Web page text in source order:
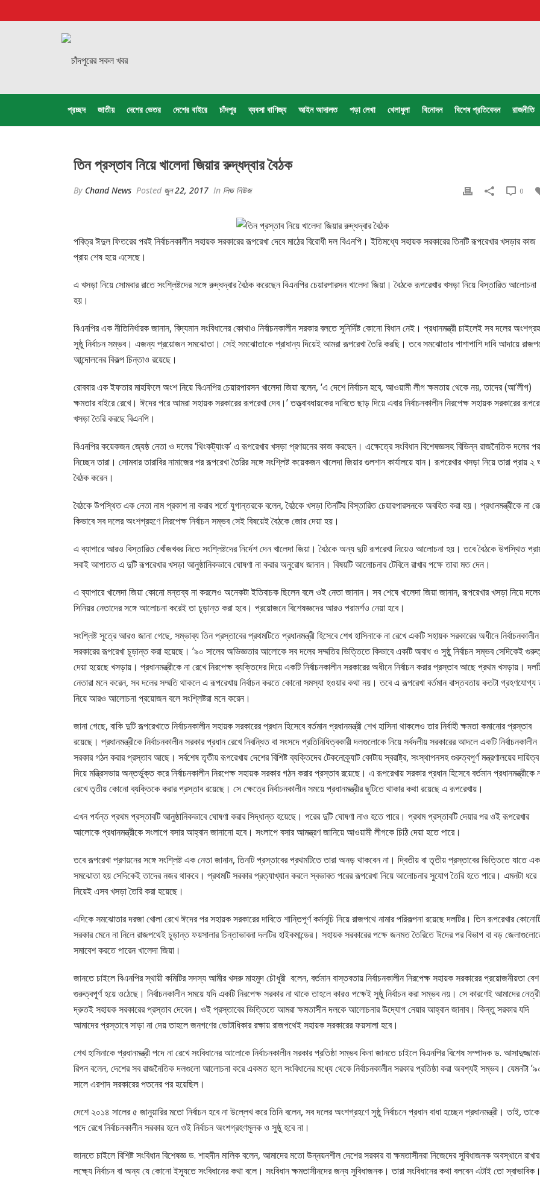
প্রচ্ছদ জাতীয় দেশের ভেতর দেশের বাইরে চাঁদপুর ব্যবসা বাণিজ্য আইন আদালত পড়া লেখা খেলাধুলা বিনোদন বিশেষ প্রতিবেদন রাজনীতি
তিন প্রস্তাব নিয়ে খালেদা জিয়ার রুদ্ধদ্বার বৈঠক
By Chand News Posted জুন 22, 2017 In লিড নিউজ 0
পবিত্র ঈদুল ফিতরের পরই নির্বাচনকালীন সহায়ক সরকারের রূপরেখা দেবে মাঠের বিরোধী দল বিএনপি। ইতিমধ্যে সহায়ক সরকারের তিনটি রূপরেখার খসড়ার কাজ
প্রায় শেষ হয়ে এসেছে।
এ খসড়া নিয়ে সোমবার রাতে সংশ্লিষ্টদের সঙ্গে রুদ্ধদ্বার বৈঠক করেছেন বিএনপির চেয়ারপারসন খালেদা জিয়া। বৈঠকে রূপরেখার খসড়া নিয়ে বিস্তারিত আলোচনা
হয়।
বিএনপির এক নীতিনির্ধারক জানান, বিদ্যমান সংবিধানের কোথাও নির্বাচনকালীন সরকার বলতে সুনির্দিষ্ট কোনো বিধান নেই। প্রধানমন্ত্রী চাইলেই সব দলের
সুষ্ঠু নির্বাচন সম্ভব। এজন্য প্রয়োজন সমঝোতা। সেই সমঝোতাকে প্রাধান্য দিয়েই আমরা রূপরেখা তৈরি করছি। তবে সমঝোতার পাশাপাশি দাবি আদায়ে
আন্দোলনের বিকল্প চিন্তাও রয়েছে।
রোববার এক ইফতার মাহফিলে অংশ নিয়ে বিএনপির চেয়ারপারসন খালেদা জিয়া বলেন, ‘এ দেশে নির্বাচন হবে, আওয়ামী লীগ ক্ষমতায় থেকে নয়, তাদের (আ’লীগ)
ক্ষমতার বাইরে রেখে। ঈদের পরে আমরা সহায়ক সরকারের রূপরেখা দেব।’ তত্ত্বাবধায়কের দাবিতে ছাড় দিয়ে এবার নির্বাচনকালীন নিরপেক্ষ সহায়ক সরকারের
খসড়া তৈরি করছে বিএনপি।
বিএনপির কয়েকজন জ্যেষ্ঠ নেতা ও দলের ‘থিংকট্যাংক’ এ রূপরেখার খসড়া প্রণয়নের কাজ করছেন। এক্ষেত্রে সংবিধান বিশেষজ্ঞসহ বিভিন্ন রাজনৈতিক দলের
নিচ্ছেন তারা। সোমবার তারাবির নামাজের পর রূপরেখা তৈরির সঙ্গে সংশ্লিষ্ট কয়েকজন খালেদা জিয়ার গুলশান কার্যালয়ে যান। রূপরেখার খসড়া নিয়ে তারা প্রায় ২
বৈঠক করেন।
বৈঠকে উপস্থিত এক নেতা নাম প্রকাশ না করার শর্তে যুগান্তরকে বলেন, বৈঠকে খসড়া তিনটির বিস্তারিত চেয়ারপারসনকে অবহিত করা হয়। প্রধানমন্ত্রীকে না
কিভাবে সব দলের অংশগ্রহণে নিরপেক্ষ নির্বাচন সম্ভব সেই বিষয়েই বৈঠকে জোর দেয়া হয়।
এ ব্যাপারে আরও বিস্তারিত খোঁজখবর নিতে সংশ্লিষ্টদের নির্দেশ দেন খালেদা জিয়া। বৈঠকে অন্য দুটি রূপরেখা নিয়েও আলোচনা হয়। তবে বৈঠকে উপস্থিত
সবাই আপাতত এ দুটি রূপরেখার খসড়া আনুষ্ঠানিকভাবে ঘোষণা না করার অনুরোধ জানান। বিষয়টি আলোচনার টেবিলে রাখার পক্ষে তারা মত দেন।
এ ব্যাপারে খালেদা জিয়া কোনো মন্তব্য না করলেও অনেকটা ইতিবাচক ছিলেন বলে ওই নেতা জানান। সব শেষে খালেদা জিয়া জানান, রূপরেখার খসড়া নিয়ে
সিনিয়র নেতাদের সঙ্গে আলোচনা করেই তা চূড়ান্ত করা হবে। প্রয়োজনে বিশেষজ্ঞদের আরও পরামর্শও নেয়া হবে।
সংশ্লিষ্ট সূত্রে আরও জানা গেছে, সম্ভাব্য তিন প্রস্তাবের প্রথমটিতে প্রধানমন্ত্রী হিসেবে শেখ হাসিনাকে না রেখে একটি সহায়ক সরকারের অধীনে নির্বাচনকালীন
সরকারের রূপরেখা চূড়ান্ত করা হয়েছে। ’৯০ সালের অভিজ্ঞতার আলোকে সব দলের সম্মতির ভিত্তিতে কিভাবে একটি অবাধ ও সুষ্ঠু নির্বাচন সম্ভব সেদিকেই
দেয়া হয়েছে খসড়ায়। প্রধানমন্ত্রীকে না রেখে নিরপেক্ষ ব্যক্তিদের দিয়ে একটি নির্বাচনকালীন সরকারের অধীনে নির্বাচন করার প্রস্তাব আছে প্রথম খসড়ায়।
নেতারা মনে করেন, সব দলের সম্মতি থাকলে এ রূপরেখায় নির্বাচন করতে কোনো সমস্যা হওয়ার কথা নয়। তবে এ রূপরেখা বর্তমান বাস্তবতায় কতটা গ্রহণযোগ্য
নিয়ে আরও আলোচনা প্রয়োজন বলে সংশ্লিষ্টরা মনে করেন।
জানা গেছে, বাকি দুটি রূপরেখাতে নির্বাচনকালীন সহায়ক সরকারের প্রধান হিসেবে বর্তমান প্রধানমন্ত্রী শেখ হাসিনা থাকলেও তার নির্বাহী ক্ষমতা কমানোর প্রস্তাব
রয়েছে। প্রধানমন্ত্রীকে নির্বাচনকালীন সরকার প্রধান রেখে নিবন্ধিত বা সংসদে প্রতিনিধিত্বকারী দলগুলোকে নিয়ে সর্বদলীয় সরকারের আদলে একটি নির্বাচনকালীন
সরকার গঠন করার প্রস্তাব আছে। সর্বশেষ তৃতীয় রূপরেখায় দেশের বিশিষ্ট ব্যক্তিদের টেকনোক্র্যাট কোটায় স্বরাষ্ট্র, সংস্থাপনসহ গুরুত্বপূর্ণ মন্ত্রণালয়ের দায়িত্ব
দিয়ে মন্ত্রিসভায় অন্তর্ভুক্ত করে নির্বাচনকালীন নিরপেক্ষ সহায়ক সরকার গঠন করার প্রস্তাব রয়েছে। এ রূপরেখায় সরকার প্রধান হিসেবে বর্তমান প্রধানমন্ত্রীকে
রেখে তৃতীয় কোনো ব্যক্তিকে করার প্রস্তাব রয়েছে। সে ক্ষেত্রে নির্বাচনকালীন সময়ে প্রধানমন্ত্রীর ছুটিতে থাকার কথা রয়েছে এ রূপরেখায়।
এখন পর্যন্ত প্রথম প্রস্তাবটি আনুষ্ঠানিকভাবে ঘোষণা করার সিদ্ধান্ত হয়েছে। পরের দুটি ঘোষণা নাও হতে পারে। প্রথম প্রস্তাবটি দেয়ার পর ওই রূপরেখার
আলোকে প্রধানমন্ত্রীকে সংলাপে বসার আহ্বান জানানো হবে। সংলাপে বসার আমন্ত্রণ জানিয়ে আওয়ামী লীগকে চিঠি দেয়া হতে পারে।
তবে রূপরেখা প্রণয়নের সঙ্গে সংশ্লিষ্ট এক নেতা জানান, তিনটি প্রস্তাবের প্রথমটিতে তারা অনড় থাকবেন না। দ্বিতীয় বা তৃতীয় প্রস্তাবের ভিত্তিতে যাতে
সমঝোতা হয় সেদিকেই তাদের নজর থাকবে। প্রথমটি সরকার প্রত্যাখ্যান করলে স্বভাবত পরের রূপরেখা নিয়ে আলোচনার সুযোগ তৈরি হতে পারে। এমনটা ধরে
নিয়েই এসব খসড়া তৈরি করা হয়েছে।
এদিকে সমঝোতার দরজা খোলা রেখে ঈদের পর সহায়ক সরকারের দাবিতে শান্তিপূর্ণ কর্মসূচি নিয়ে রাজপথে নামার পরিকল্পনা রয়েছে দলটির। তিন রূপরেখার
সরকার মেনে না নিলে রাজপথেই চূড়ান্ত ফয়সালার চিন্তাভাবনা দলটির হাইকমান্ডের। সহায়ক সরকারের পক্ষে জনমত তৈরিতে ঈদের পর বিভাগ বা বড়
সমাবেশ করতে পারেন খালেদা জিয়া।
জানতে চাইলে বিএনপির স্থায়ী কমিটির সদস্য আমীর খসরু মাহমুদ চৌধুরী বলেন, বর্তমান বাস্তবতায় নির্বাচনকালীন নিরপেক্ষ সহায়ক সরকারের প্রয়োজনীয়তা বেশ
গুরুত্বপূর্ণ হয়ে ওঠেছে। নির্বাচনকালীন সময়ে যদি একটি নিরপেক্ষ সরকার না থাকে তাহলে কারও পক্ষেই সুষ্ঠু নির্বাচন করা সম্ভব নয়। সে কারণেই আমাদের নেত্রী
দ্রুতই সহায়ক সরকারের প্রস্তাব দেবেন। ওই প্রস্তাবের ভিত্তিতে আমরা ক্ষমতাসীন দলকে আলোচনার উদ্যোগ নেয়ার আহ্বান জানাব। কিন্তু সরকার যদি
আমাদের প্রস্তাবে সাড়া না দেয় তাহলে জনগণের ভোটাধিকার রক্ষায় রাজপথেই সহায়ক সরকারের ফয়সালা হবে।
শেখ হাসিনাকে প্রধানমন্ত্রী পদে না রেখে সংবিধানের আলোকে নির্বাচনকালীন সরকার প্রতিষ্ঠা সম্ভব কিনা জানতে চাইলে বিএনপির বিশেষ সম্পাদক ড.
রিপন বলেন, দেশের সব রাজনৈতিক দলগুলো আলোচনা করে একমত হলে সংবিধানের মধ্যে থেকে নির্বাচনকালীন সরকার প্রতিষ্ঠা করা অবশ্যই সম্ভব। যেমনটা
সালে এরশাদ সরকারের পতনের পর হয়েছিল।
দেশে ২০১৪ সালের ৫ জানুয়ারির মতো নির্বাচন হবে না উল্লেখ করে তিনি বলেন, সব দলের অংশগ্রহণে সুষ্ঠু নির্বাচনে প্রধান বাধা হচ্ছেন প্রধানমন্ত্রী। তাই, তাকে
পদে রেখে নির্বাচনকালীন সরকার হলে ওই নির্বাচন অংশগ্রহণমূলক ও সুষ্ঠু হবে না।
জানতে চাইলে বিশিষ্ট সংবিধান বিশেষজ্ঞ ড. শাহদীন মালিক বলেন, আমাদের মতো উন্নয়নশীল দেশের সরকার বা ক্ষমতাসীনরা নিজেদের সুবিধাজনক অবস্থানে রাখার
লক্ষ্যে নির্বাচন বা অন্য যে কোনো ইস্যুতে সংবিধানের কথা বলে। সংবিধান ক্ষমতাসীনদের জন্য সুবিধাজনক। তারা সংবিধানের কথা বলবেন এটাই তো